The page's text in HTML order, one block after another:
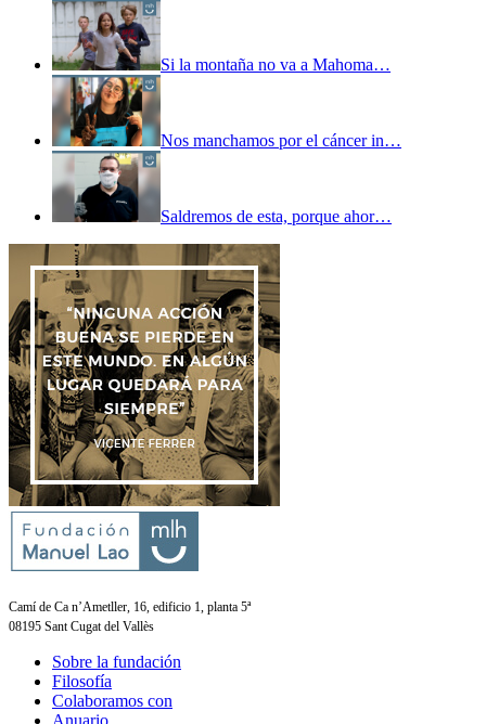
Si la montaña no va a Mahoma…
Nos manchamos por el cáncer in…
Saldremos de esta, porque ahor…
Camí de Ca n’Ametller, 16, edificio 1, planta 5ª
08195 Sant Cugat del Vallès
Sobre la fundación
Filosofía
Colaboramos con
Anuario